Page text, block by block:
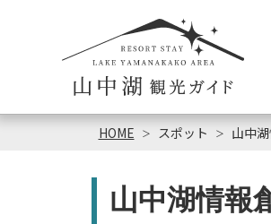
HOME スポット 山中
山中湖情報